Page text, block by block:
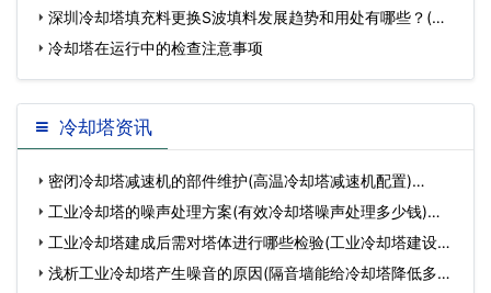
深圳冷却塔填充料更换S波填料发展趋势和用处有哪些？(深
圳冷
冷却塔在运行中的检查注意事项
冷却塔资讯
密闭冷却塔减速机的部件维护(高温冷却塔减速机配置)…
工业冷却塔的噪声处理方案(有效冷却塔噪声处理多少钱)…
工业冷却塔建成后需对塔体进行哪些检验(工业冷却塔建设方
案…浅析工业冷却塔产生噪音的原因(隔音墙能给冷却塔降低多少